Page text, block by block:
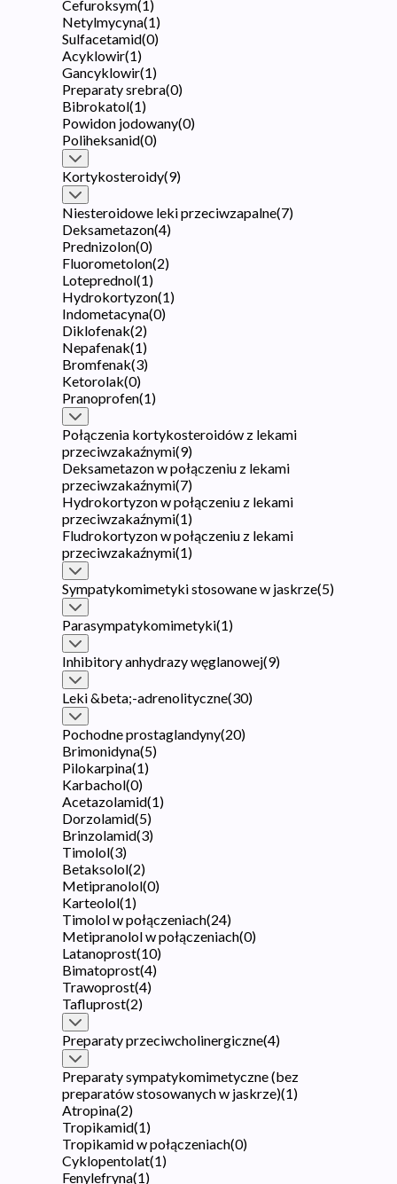
Cefuroksym(1)
Netylmycyna(1)
Sulfacetamid(0)
Acyklowir(1)
Gancyklowir(1)
Preparaty srebra(0)
Bibrokatol(1)
Powidon jodowany(0)
Poliheksanid(0)
Kortykosteroidy(9)
Niesteroidowe leki przeciwzapalne(7)
Deksametazon(4)
Prednizolon(0)
Fluorometolon(2)
Loteprednol(1)
Hydrokortyzon(1)
Indometacyna(0)
Diklofenak(2)
Nepafenak(1)
Bromfenak(3)
Ketorolak(0)
Pranoprofen(1)
Połączenia kortykosteroidów z lekami
przeciwzakaźnymi(9)
Deksametazon w połączeniu z lekami
przeciwzakaźnymi(7)
Hydrokortyzon w połączeniu z lekami
przeciwzakaźnymi(1)
Fludrokortyzon w połączeniu z lekami
przeciwzakaźnymi(1)
Sympatykomimetyki stosowane w jaskrze(5)
Parasympatykomimetyki(1)
Inhibitory anhydrazy węglanowej(9)
Leki &beta;-adrenolityczne(30)
Pochodne prostaglandyny(20)
Brimonidyna(5)
Pilokarpina(1)
Karbachol(0)
Acetazolamid(1)
Dorzolamid(5)
Brinzolamid(3)
Timolol(3)
Betaksolol(2)
Metipranolol(0)
Karteolol(1)
Timolol w połączeniach(24)
Metipranolol w połączeniach(0)
Latanoprost(10)
Bimatoprost(4)
Trawoprost(4)
Tafluprost(2)
Preparaty przeciwcholinergiczne(4)
Preparaty sympatykomimetyczne (bez
preparatów stosowanych w jaskrze)(1)
Atropina(2)
Tropikamid(1)
Tropikamid w połączeniach(0)
Cyklopentolat(1)
Fenylefryna(1)